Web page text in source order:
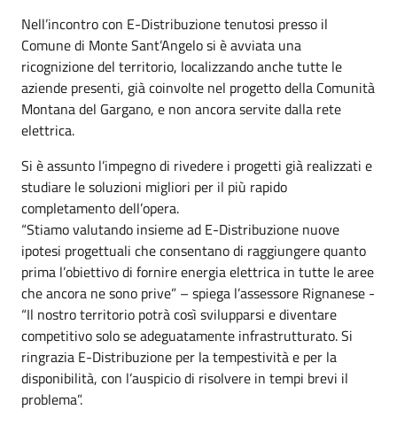
Nell’incontro con E-Distribuzione tenutosi presso il
Comune di Monte Sant’Angelo si è avviata una
ricognizione del territorio, localizzando anche tutte le
aziende presenti, già coinvolte nel progetto della Comunità
Montana del Gargano, e non ancora servite dalla rete
elettrica.
Si è assunto l’impegno di rivedere i progetti già realizzati e
studiare le soluzioni migliori per il più rapido
completamento dell’opera.
“Stiamo valutando insieme ad E-Distribuzione nuove
ipotesi progettuali che consentano di raggiungere quanto
prima l’obiettivo di fornire energia elettrica in tutte le aree
che ancora ne sono prive” – spiega l’assessore Rignanese -
“Il nostro territorio potrà così svilupparsi e diventare
competitivo solo se adeguatamente infrastrutturato. Si
ringrazia E-Distribuzione per la tempestività e per la
disponibilità, con l’auspicio di risolvere in tempi brevi il
problema”.